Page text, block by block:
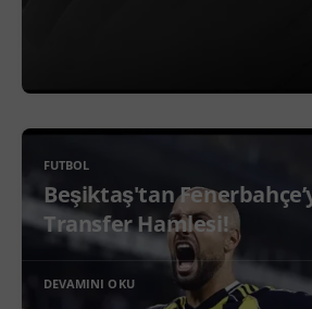
FUTBOL
Beşiktaş'tan
Transfer Hamlesi!
DEVAMINI OKU